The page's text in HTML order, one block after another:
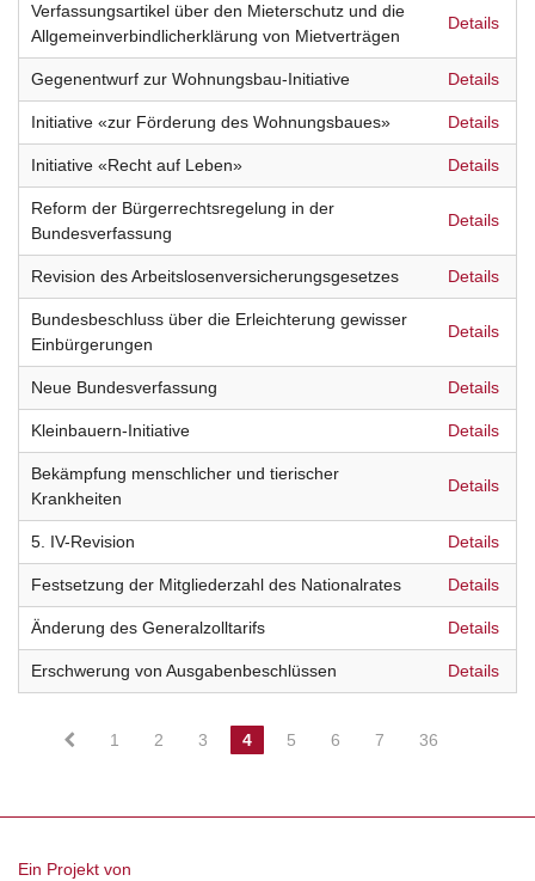
Verfassungsartikel über den Mieterschutz und die
Allgemeinverbindlicherklärung von Mietverträgen
Details
Gegenentwurf zur Wohnungsbau-Initiative Details
Initiative «zur Förderung des Wohnungsbaues» Details
Initiative «Recht auf Leben» Details
Reform der Bürgerrechtsregelung in der
Bundesverfassung
Details
Revision des Arbeitslosenversicherungsgesetzes Details
Bundesbeschluss über die Erleichterung gewisser
Einbürgerungen
Details
Neue Bundesverfassung Details
Kleinbauern-Initiative Details
Bekämpfung menschlicher und tierischer
Krankheiten
Details
5. IV-Revision Details
Festsetzung der Mitgliederzahl des Nationalrates Details
Änderung des Generalzolltarifs Details
Erschwerung von Ausgabenbeschlüssen Details
1 2 3 4 5 6 7 36
Ein Projekt von